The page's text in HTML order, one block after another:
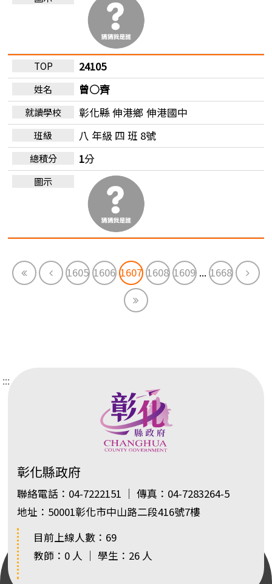
24105
曾○齊
彰化縣 伸港鄉 伸港國中
八 年級 四 班 8號
1分
First Previous
1605 1606 1607 1608 1609 ... 1668
Next
End
:::
彰化縣政府
聯絡電話：04-7222151 ｜ 傳真：04-7283264-5
地址：50001彰化市中山路二段416號7樓
目前上線人數：69
教師：0 人 ｜ 學生：26 人